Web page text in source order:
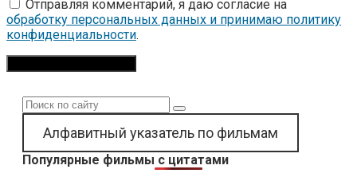
Отправляя комментарий, я даю согласие на
обработку персональных данных и принимаю политику
конфиденциальности.
Поиск:
Алфавитный указатель по фильмам
Популярные фильмы с цитатами